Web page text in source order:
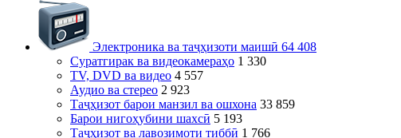
Электроника ва таҷҳизоти маишӣ 64 408
Суратгирак ва видеокамераҳо 1 330
TV, DVD ва видео 4 557
Аудио ва стерео 2 923
Таҷҳизот барои манзил ва ошхона 33 859
Барои нигоҳубини шахсӣ 5 193
Таҷҳизот ва лавозимоти тиббӣ 1 766